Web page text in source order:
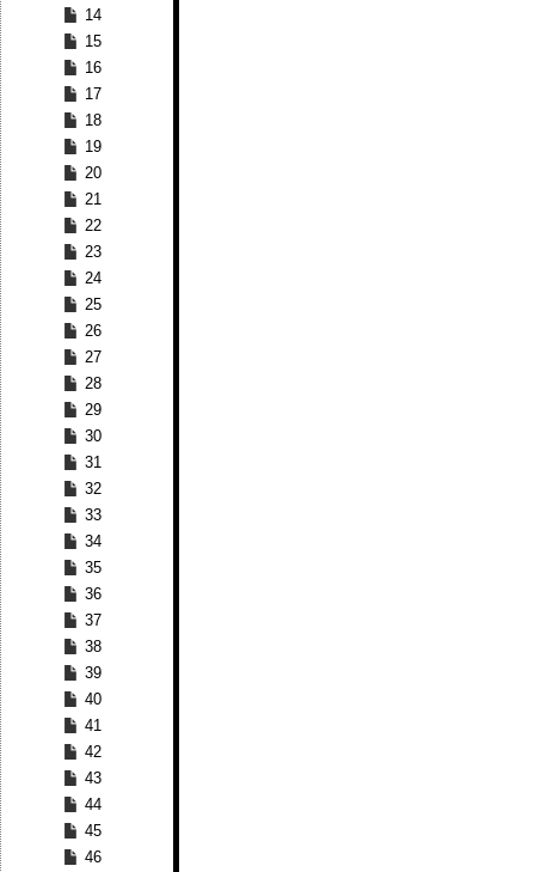
14
15
16
17
18
19
20
21
22
23
24
25
26
27
28
29
30
31
32
33
34
35
36
37
38
39
40
41
42
43
44
45
46